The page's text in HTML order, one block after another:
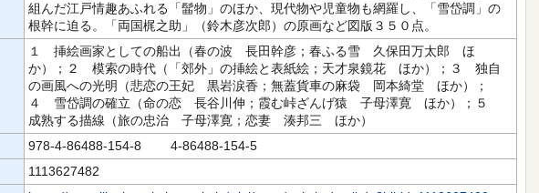
組んだ江戸情趣あふれる「髷物」のほか、現代物や児童物も網羅し、「雪岱調」の
根幹に迫る。「両国梶之助」（鈴木彦次郎）の原画など図版３５０点。
１ 挿絵画家としての船出（春の波 長田幹彦；春ふる雪 久保田万太郎 ほ
か）；２ 模索の時代（「郊外」の挿絵と表紙絵；天才泉鏡花 ほか）；３ 独自
の画風への光明（悲恋の王妃 黒岩涙香；無蓋貨車の麻袋 岡本綺堂 ほか）；
４ 雪岱調の確立（命の恋 長谷川伸；霞む峠ざんげ猿 子母澤寛 ほか）；５
成熟する描線（旅の忠治 子母澤寛；恋妻 湊邦三 ほか）
978-4-86488-154-8 4-86488-154-5
1113627482